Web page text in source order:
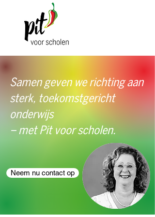
Samen geven we richting aan
sterk, toekomstgericht
onderwijs
– met Pit voor scholen.
Neem nu contact op